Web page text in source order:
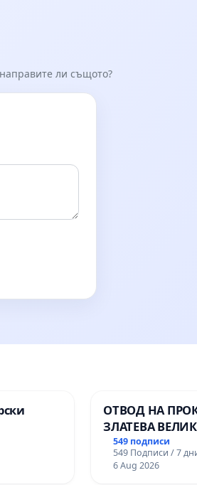
ли същото?
на
ОТВОД НА
ЗЛАТЕВА
ДОБРИЧ
549 подписи
549 Подписи / 7
6 Aug 2026